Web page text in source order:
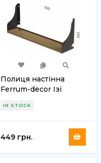
Полиця настінна
Ferrum-decor Ізі
Чорний ДСП Дуб
IN STOCK
449 грн.